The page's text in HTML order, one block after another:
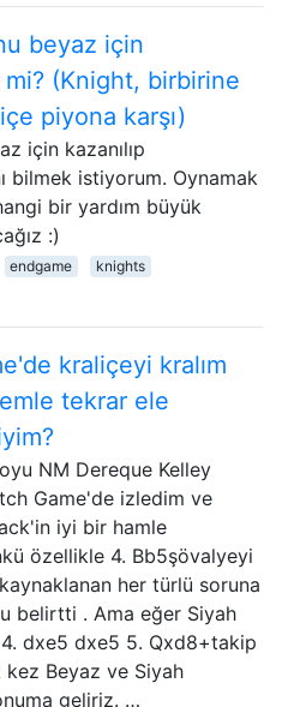
beyaz için
mi? (Knight, birbirine
piyona karşı)
için kazanılıp
bilmek istiyorum. Oynamak
bir yardım büyük
:)
endgame
knights
kraliçeyi kralım
tekrar ele
NM Dereque Kelley
Game'de izledim ve
iyi bir hamle
özellikle 4. Bb5şövalyeyi
her türlü soruna
belirtti . Ama eğer Siyah
dxe5 dxe5 5. Qxd8+takip
Beyaz ve Siyah
geliriz. …